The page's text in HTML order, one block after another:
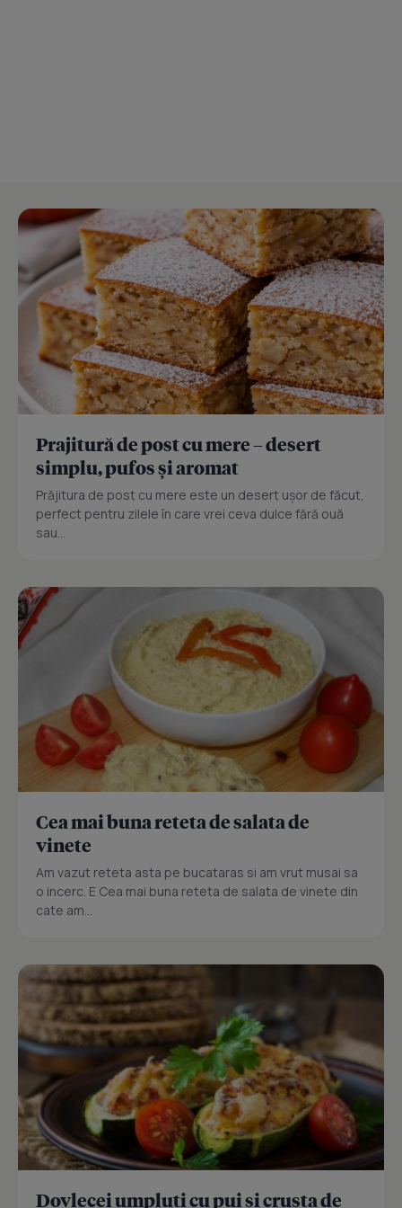
Prajitură de post cu mere – desert
simplu, pufos și aromat
Prăjitura de post cu mere este un desert ușor de făcut,
perfect pentru zilele în care vrei ceva dulce fără ouă
sau...
Cea mai buna reteta de salata de
vinete
Am vazut reteta asta pe bucataras si am vrut musai sa
o incerc. E Cea mai buna reteta de salata de vinete din
cate am...
Dovlecei umpluti cu pui si crusta de